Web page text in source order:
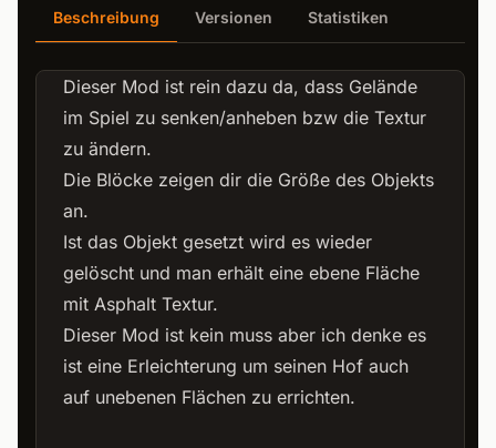
Beschreibung Versionen Statistiken
Dieser Mod ist rein dazu da, dass Gelände
im Spiel zu senken/anheben bzw die Textur
zu ändern.
Die Blöcke zeigen dir die Größe des Objekts
an.
Ist das Objekt gesetzt wird es wieder
gelöscht und man erhält eine ebene Fläche
mit Asphalt Textur.
Dieser Mod ist kein muss aber ich denke es
ist eine Erleichterung um seinen Hof auch
auf unebenen Flächen zu errichten.